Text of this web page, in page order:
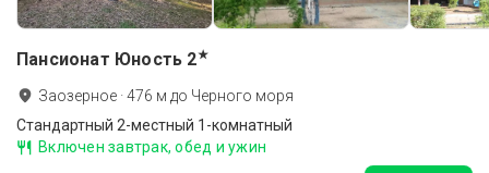
Пансионат Юность 2★
Заозерное ·476 м до Черного моря
Стандартный 2-местный 1-комнатный
Включен завтрак, обед и ужин